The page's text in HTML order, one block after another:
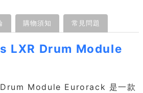
購物須知 常見問題
LXR Drum Module
Module Eurorack 是一款